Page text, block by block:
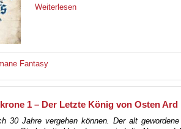
Weiterlesen
Fantasy
1 – Der Letzte König von Osten Ard
30 Jahre vergehen können. Der alt